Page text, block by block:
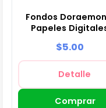
Fondos
Papeles
$5.00
Detalle
Comprar